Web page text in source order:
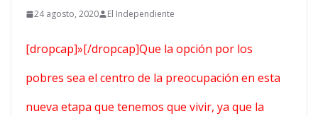
24 agosto, 2020 El Independiente
[dropcap]»[/dropcap]Que la opción por los
pobres sea el centro de la preocupación en esta
nueva etapa que tenemos que vivir, ya que la